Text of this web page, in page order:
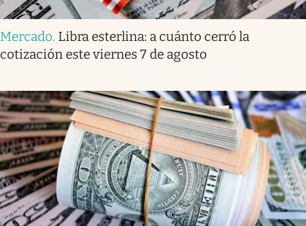
Mercado. Libra esterlina: a cuánto cerró la
cotización este viernes 7 de agosto